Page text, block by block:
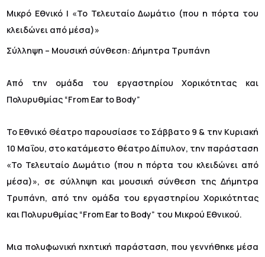
Μικρό Εθνικό | «Το Τελευταίο Δωμάτιο (που η πόρτα του
κλειδώνει από μέσα)»
Σύλληψη – Μουσική σύνθεση: Δήμητρα Τρυπάνη
Από την ομάδα του εργαστηρίου Χορικότητας και
Πολυρυθμίας “From Ear to Body”
Το Εθνικό Θέατρο παρουσίασε το Σάββατο 9 & την Κυριακή
10 Μαΐου, στο κατάμεστο θέατρο Δίπυλον, την παράσταση
«Το Τελευταίο Δωμάτιο (που η πόρτα του κλειδώνει από
μέσα)», σε σύλληψη και μουσική σύνθεση της Δήμητρα
Τρυπάνη, από την ομάδα του εργαστηρίου Χορικότητας
και Πολυρυθμίας “From Ear to Body” του Μικρού Εθνικού.
Μια πολυφωνική ηχητική παράσταση, που γεννήθηκε μέσα